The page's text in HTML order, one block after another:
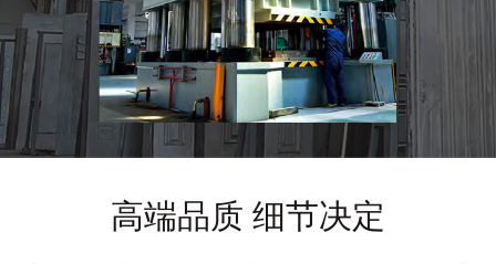
高端品质 细节决定